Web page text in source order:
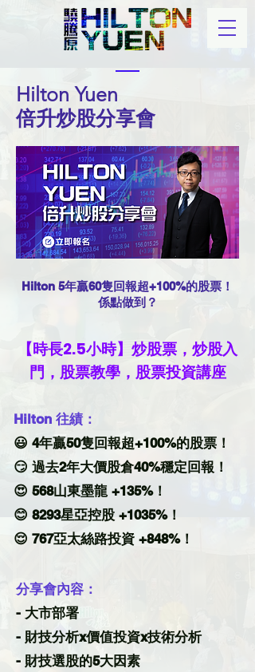
Hilton Yuen
倍升炒股分享會
Hilton 5年贏60隻回報超+100%的股票！
係點做到？
【時長2.5小時】炒股票，炒股入
門，股票教學，股票投資講座
Hilton 往績：
😃 4年贏50隻回報超+100%的股票！
😏 過去2年大價股倉40%穩定回報！
😍 568山東墨龍 +135%！
😊 8293星亞控股 +1035%！
😌 767亞太絲路投資 +848%！
分享會內容：
​- 大市部署
- 財技分析x價值投資x技術分析
- 財技選股的5大因素